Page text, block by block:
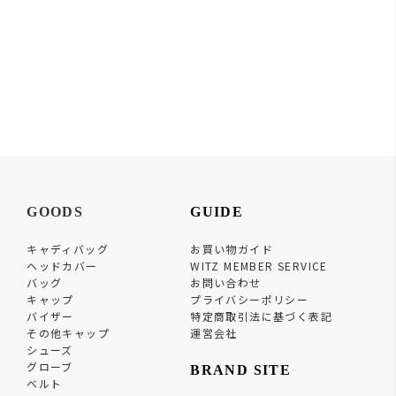
GOODS
キャディバッグ
ヘッドカバー
バッグ
キャップ
バイザー
その他キャップ
シューズ
グローブ
ベルト
GUIDE
お買い物ガイド
WITZ MEMBER SERVICE
お問い合わせ
プライバシーポリシー
特定商取引法に基づく表記
運営会社
BRAND SITE